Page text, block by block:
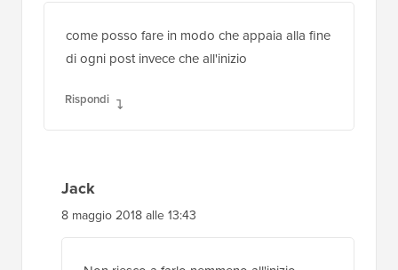
Grazie per questo buon consiglio. Mi hai reso
il lavoro facile.
Mark
30 mar 2018 alle 01:17